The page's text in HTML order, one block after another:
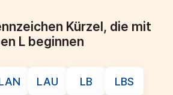
Kürzel, die mit
L beginnen
LAU LB LBS